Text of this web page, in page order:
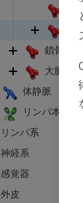
後
脊
鎖骨下動
大腿動脈
体静脈
リンパ本幹と
リンパ系
神経系
感覚器
外皮
下肢MRI
MRI
プレミアム
下肢X線
X線画像